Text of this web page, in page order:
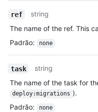
ref
string
The name of the ref. This
Padrão: none
task
string
The name of the task for
deploy:migrations ).
Padrão: none